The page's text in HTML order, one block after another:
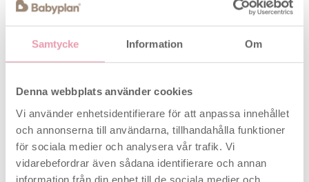
Samtycke Information Om
Denna webbplats använder cookies
Vi använder enhetsidentifierare för att anpassa innehållet
och annonserna till användarna, tillhandahålla funktioner
för sociala medier och analysera vår trafik. Vi
vidarebefordrar även sådana identifierare och annan
information från din enhet till de sociala medier och
Inställningar:
Ange din cykellängd och
Kalender:
Lägg till startdatumet för din
senaste cykel (första dagen i din senaste
Översikt:
Appen visar ditt beräknade
fertilitetsfönster och förväntat datum för
nästa menstruation.
Precision:För att identifiera dina mest fertila
dagar mer exakt, börja med
ägglossningstester på det datum som appen